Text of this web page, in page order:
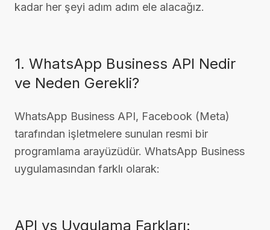
kadar her şeyi adım adım ele alacağız.
1. WhatsApp Business API Nedir
ve Neden Gerekli?
WhatsApp Business API, Facebook (Meta)
tarafından işletmelere sunulan resmi bir
programlama arayüzüdür. WhatsApp Business
uygulamasından farklı olarak:
API vs Uygulama Farkları: